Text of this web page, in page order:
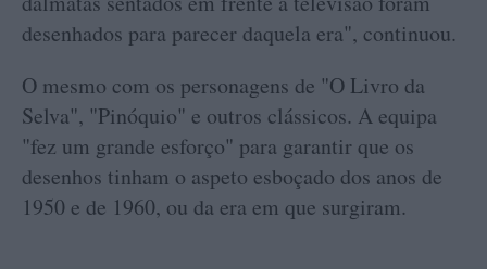
desenhados para parecer daquela era", continuou.
O mesmo com os personagens de "O Livro da
Selva", "Pinóquio" e outros clássicos. A equipa
"fez um grande esforço" para garantir que os
desenhos tinham o aspeto esboçado dos anos de
1950 e de 1960, ou da era em que surgiram.